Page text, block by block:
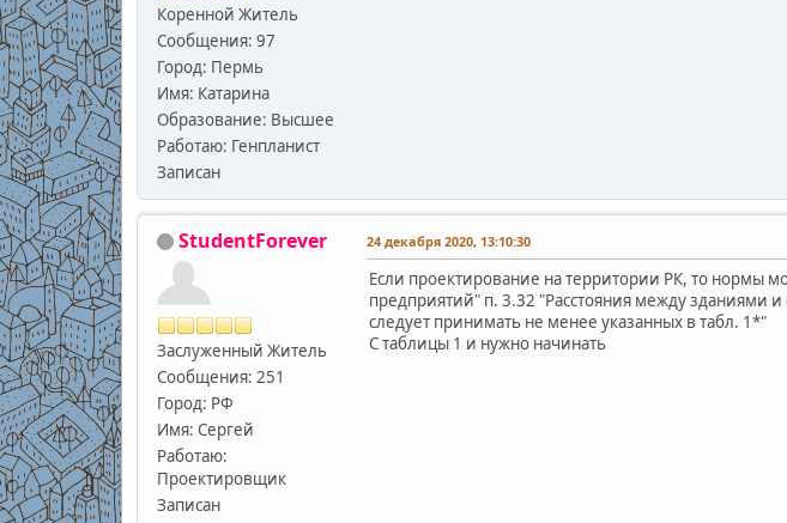
Коренной Житель
Сообщения: 97
Город: Пермь
Имя: Катарина
Образование: Высшее
Работаю: Генпланист
Записан
StudentForever
Заслуженный Житель
Сообщения: 251
Город: РФ
Имя: Сергей
Работаю:
Проектировщик
Записан
24 декабря 2020, 13:10:30
Если проектирование на территории РК, то нормы
предприятий" п. 3.32 "Расстояния между зданиями
следует принимать не менее указанных в табл. 1*"
С таблицы 1 и нужно начинать